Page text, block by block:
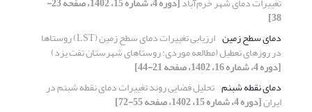
38]
دمای سطح زمین
ارزیابی تغییرات دمای سطح زمین (LST) روستاها
در روزهای تعطیل (مطالعه موردی: روستاهای شهرستان تفت یزد)
[دوره 4، شماره 16، 1402، صفحه 21-44]
دمای نقطه شبنم تحلیل فضایی روند تغییرات دمای نقطه شبنم در
ایران[دوره 4، شماره 15، 1402، صفحه 55-72]